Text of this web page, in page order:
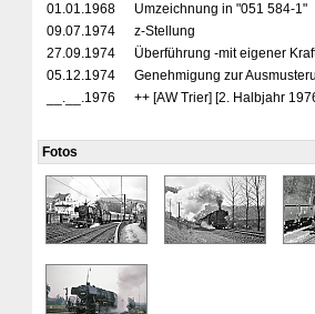
01.01.1968
Umzeichnung in "051 584-1"
09.07.1974
z-Stellung
27.09.1974
Überführung -mit eigener
05.12.1974
Genehmigung zur
__.__.1976
++ [AW Trier] [2. Halbjahr
Fotos